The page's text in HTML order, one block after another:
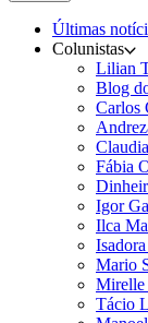
Últimas
Colunistas
Lilian
Blog
Carlos
Fábia
Igor
Ilca
Mario
Mirelle
Tácio